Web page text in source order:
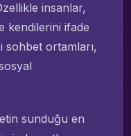
insanlar,
kendilerini ifade
sohbet ortamları,
sunduğu en